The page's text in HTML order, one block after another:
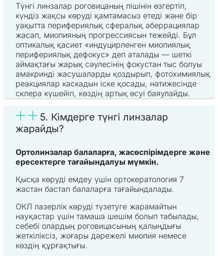
Түнгі линзалар роговицаның пішінін өзгертіп,
күндіз жақсы көруді қамтамасыз етеді және бір
уақытта перифериялық сфералық аберрациялар
жасап, миопияның прогрессиясын тежейді. Бұл
оптикалық қасиет «индуцирленген миопиялық
перифериялық дефокус» деп аталады — шеткі
аймақтағы жарық сәулесінің фокустан тыс болуы
амакринді жасушаларды қоздырып, фотохимиялық
реакциялар каскадын іске қосады, нәтижесінде
склера күшейіп, көздің артық өсуі баяулайды.
5. Кімдерге түнгі линзалар
жарайды?
Ортолинзалар балаларға, жасөспірімдерге және
ересектерге тағайындалуы мүмкін.
Қысқа көруді емдеу үшін ортокератология 7
жастан бастап балаларға тағайындалады.
ОКЛ лазерлік көруді түзетуге жарамайтын
науқастар үшін тамаша шешім болып табылады,
себебі олардың роговицасының қалыңдығы
жеткіліксіз, жоғары дәрежелі миопия немесе
көздің құрғақтығы.